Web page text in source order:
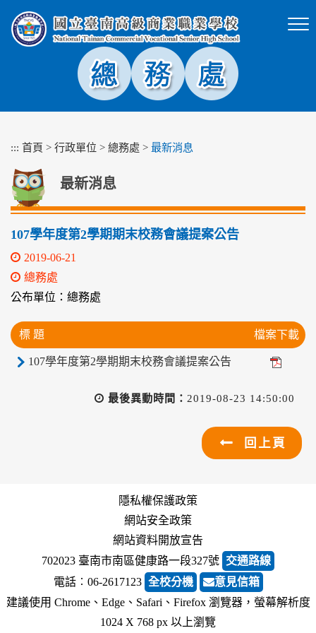
塊
::: 首頁 > 行政單位 > 總務處 > 最新消息
最新消息
107學年度第2學期期末校務會議提案公告
2019-06-21
總務處
公布單位：總務處
標 題 檔案下載
107學年度第2學期期末校務會議提案公告
最後異動時間： 2019-08-23 14:50:00
回上頁
隱私權保護政策
網站安全政策
網站資料開放宣告
702023 臺南市南區健康路一段327號 交通路線
電話︰06-2617123 全校分機
意見信箱
建議使用 Chrome、Edge、Safari、Firefox 瀏覽器，螢幕解析度
1024 X 768 px 以上瀏覽